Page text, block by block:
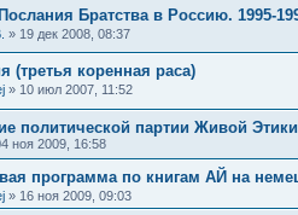
Братства в Россию. 1995-
» 19 дек 2008, 08:37
(третья коренная раса)
» 10 июл 2007, 11:52
политической партии Живой Этики
ноя 2009, 16:58
программа по книгам АЙ на
» 16 ноя 2009, 09:03